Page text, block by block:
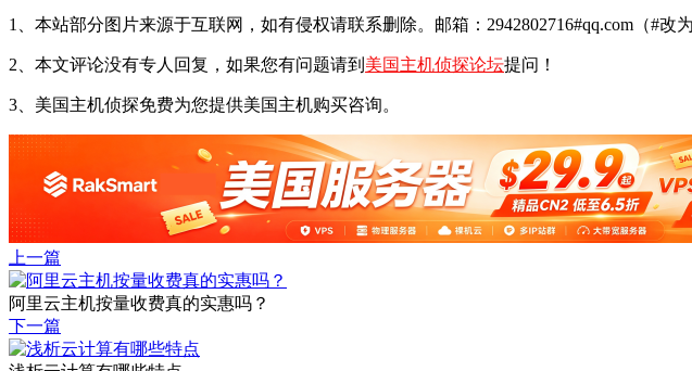
1、本站部分图片来源于互联网，如有侵权请联系删除。邮箱：2942802716#qq.com（#改为
2、本文评论没有专人回复，如果您有问题请到 美国主机侦探论坛提问！
3、美国主机侦探免费为您提供美国主机购买咨询。
上一篇
阿里云主机按量收费真的实惠吗？
下一篇